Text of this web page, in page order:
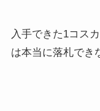
入手できた1コス
は本当に落札でき